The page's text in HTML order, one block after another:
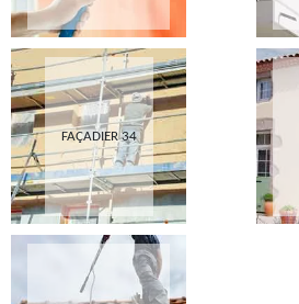
FAÇADIER 34